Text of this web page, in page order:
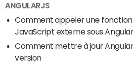
ANGULARJS
Comment appeler une fonction
JavaScript externe sous
Comment mettre à jour Angular
version